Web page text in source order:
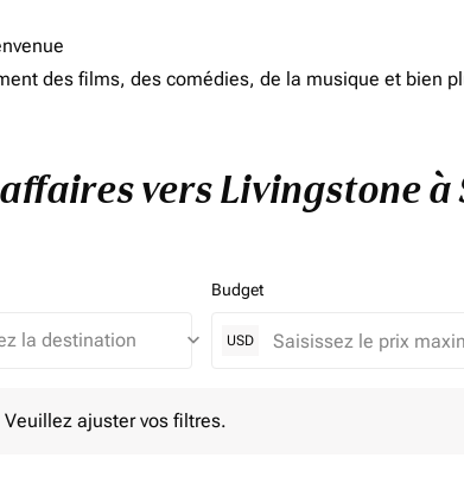
des films, des comédies, de la musique et bien
vers Livingstone
keyboard_arrow_down
Budget
USD
ajuster vos filtres.